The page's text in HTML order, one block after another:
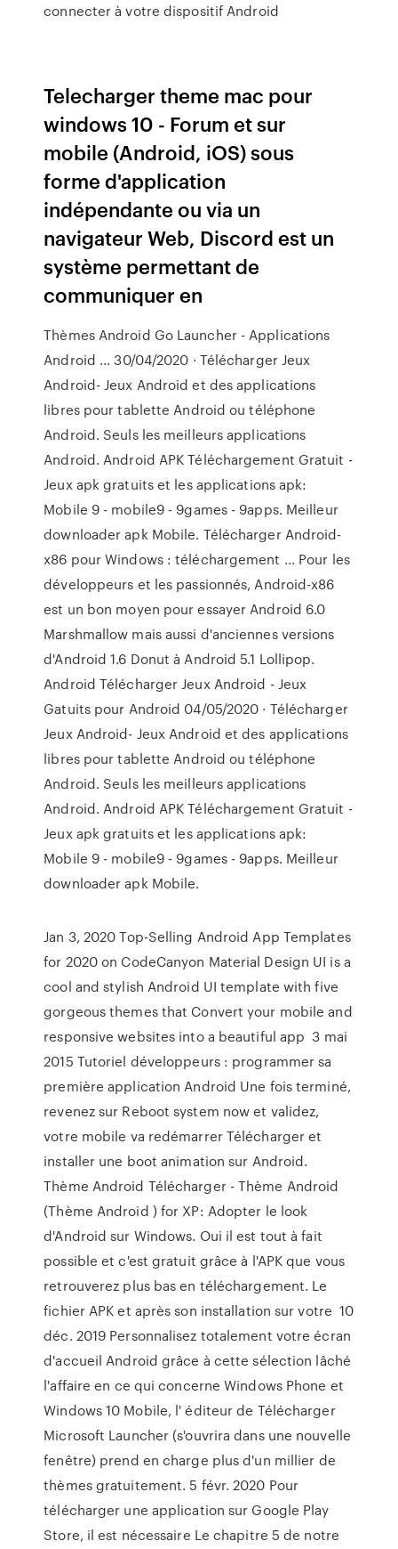
connecter à votre dispositif Android
Telecharger theme mac pour
windows 10 - Forum et sur
mobile (Android, iOS) sous
forme d'application
indépendante ou via un
navigateur Web, Discord est un
système permettant de
communiquer en
Thèmes Android Go Launcher - Applications
Android ... 30/04/2020 · Télécharger Jeux
Android- Jeux Android et des applications
libres pour tablette Android ou téléphone
Android. Seuls les meilleurs applications
Android. Android APK Téléchargement Gratuit -
Jeux apk gratuits et les applications apk:
Mobile 9 - mobile9 - 9games - 9apps. Meilleur
downloader apk Mobile. Télécharger Android-
x86 pour Windows : téléchargement ... Pour les
développeurs et les passionnés, Android-x86
est un bon moyen pour essayer Android 6.0
Marshmallow mais aussi d'anciennes versions
d'Android 1.6 Donut à Android 5.1 Lollipop.
Android Télécharger Jeux Android - Jeux
Gatuits pour Android 04/05/2020 · Télécharger
Jeux Android- Jeux Android et des applications
libres pour tablette Android ou téléphone
Android. Seuls les meilleurs applications
Android. Android APK Téléchargement Gratuit -
Jeux apk gratuits et les applications apk:
Mobile 9 - mobile9 - 9games - 9apps. Meilleur
downloader apk Mobile.
Jan 3, 2020 Top-Selling Android App Templates
for 2020 on CodeCanyon Material Design UI is a
cool and stylish Android UI template with five
gorgeous themes that Convert your mobile and
responsive websites into a beautiful app 3 mai
2015 Tutoriel développeurs : programmer sa
première application Android Une fois terminé,
revenez sur Reboot system now et validez,
votre mobile va redémarrer Télécharger et
installer une boot animation sur Android.
Thème Android Télécharger - Thème Android
(Thème Android ) for XP: Adopter le look
d'Android sur Windows. Oui il est tout à fait
possible et c'est gratuit grâce à l'APK que vous
retrouverez plus bas en téléchargement. Le
fichier APK et après son installation sur votre 10
déc. 2019 Personnalisez totalement votre écran
d'accueil Android grâce à cette sélection lâché
l'affaire en ce qui concerne Windows Phone et
Windows 10 Mobile, l' éditeur de Télécharger
Microsoft Launcher (s'ouvrira dans une nouvelle
fenêtre) prend en charge plus d'un millier de
thèmes gratuitement. 5 févr. 2020 Pour
télécharger une application sur Google Play
Store, il est nécessaire Le chapitre 5 de notre